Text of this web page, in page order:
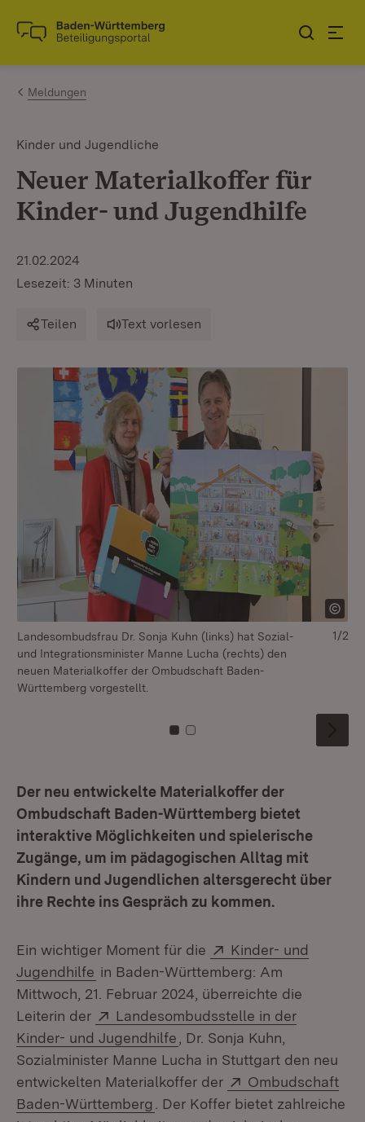
Zum Inhalt springen
Link zur Startseite
Meldungen
Kinder und Jugendliche
Neuer Materialkoffer für
Kinder- und Jugendhilfe
21.02.2024
Lesezeit: 3 Minuten
Teilen Text vorlesen
Landesombudsfrau Dr. Sonja Kuhn (links) hat Sozial-
und Integrationsminister Manne Lucha (rechts) den
neuen Materialkoffer der Ombudschaft Baden-
Württemberg vorgestellt.
Zu Kachel: 0
Zu Kachel: 1
1/2
Der neu entwickelte Materialkoffer der
Ombudschaft Baden-Württemberg bietet
interaktive Möglichkeiten und spielerische
Zugänge, um im pädagogischen Alltag mit
Kindern und Jugendlichen altersgerecht über
ihre Rechte ins Gespräch zu kommen.
Ein wichtiger Moment für die Extern:
Kinder- und
Jugendhilfe (Öffnet in neuem Fenster)
in Baden-Württemberg: Am
Mittwoch, 21. Februar 2024, überreichte die
Leiterin der
Extern:
Landesombudsstelle in der
Kinder- und Jugendhilfe (Öffnet in neuem Fenster)
, Dr. Sonja Kuhn,
Sozialminister Manne Lucha in Stuttgart den neu
entwickelten Materialkoffer der
Extern:
Ombudschaft
Baden-Württemberg (Öffnet in neuem Fenster)
. Der Koffer bietet zahlreiche